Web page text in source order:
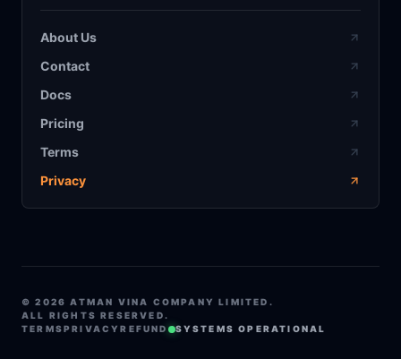
About Us
Contact
Docs
Pricing
Terms
Privacy
©2026 ATMAN VINA COMPANY LIMITED.
ALL RIGHTS RESERVED.
TERMSPRIVACYREFUND SYSTEMS OPERATIONAL